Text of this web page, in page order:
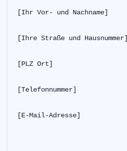
[Ihr Vor- und Nachname]
[Ihre Straße und Hausnummer]
[PLZ Ort]
[Telefonnummer]
[E-Mail-Adresse]